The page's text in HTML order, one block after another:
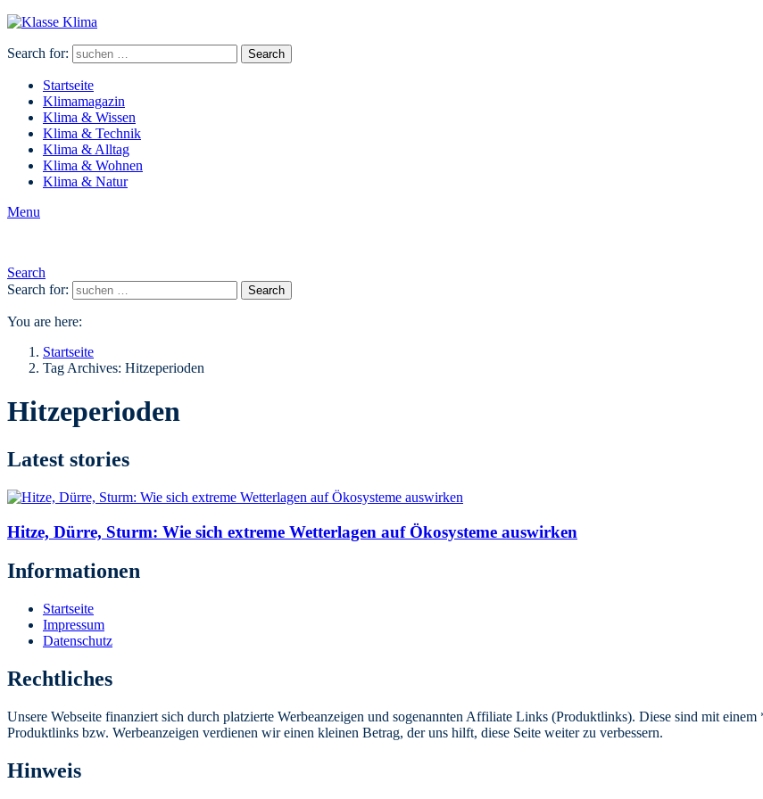
Search for: Search
Startseite
Klimamagazin
Klima & Wissen
Klima & Technik
Klima & Alltag
Klima & Wohnen
Klima & Natur
Menu
Search
Search for:
Search
You are here:
Startseite
Tag Archives: Hitzeperioden
Hitzeperioden
Latest stories
Hitze, Dürre, Sturm: Wie sich extreme Wetterlagen auf Ökosysteme auswirken
Informationen
Startseite
Impressum
Datenschutz
Rechtliches
Unsere Webseite finanziert sich durch platzierte Werbeanzeigen und sogenannten Affiliate Links (Produktlinks). Diese sind mit
Produktlinks bzw. Werbeanzeigen verdienen wir einen kleinen Betrag, der uns hilft, diese Seite weiter zu verbessern.
Hinweis